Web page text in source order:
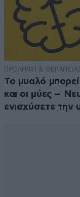
ΠΡΟΛΗΨΗ & ΘΕΡΑΠΕΙΑ
Το μυαλό
και οι μύες –
ενισχύσετε την